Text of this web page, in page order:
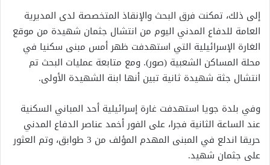
إلى ذلك، تمكنت فرق البحث والإنقاذ المتخصصة لدى المديرية
العامة للدفاع المدني اليوم من انتشال جثمان شهيدة من موقع
الغارة الإسرائيلية التي استهدفت ظهر أمس مبنى سكنيا في
محلة المساكن الشعبية (صور). ومع متابعة عمليات البحث تم
انتشال جثة شهيدة ثانية تبين أنها ابنة الشهيدة الأولى.
وفي بلدة جويا استهدفت غارة إسرائيلية أحد المباني السكنية
عند الساعة الثانية فجرا، على الفور أخمد عناصر الدفاع المدني
حريقا اندلع في المبنى المهدم المؤلف من 3 طوابق، وتم العثور
على جثمان شهيد.